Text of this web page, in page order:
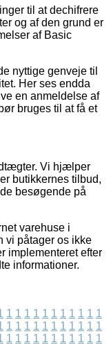
til at dechifrere
og af den grund er
af Basic
nyttige genveje til
Her ses endda
en anmeldelse af
bruges til at få et
Vi hjælper
butikkernes tilbud,
besøgende på
varehuse i
vi påtager os ikke
implementeret efter
informationer.
1 1 1 1 1 1 1 1 1 1 1
1 1 1 1 1 1 1 1 1 1 1
1 1 1 1 1 1 1 1 1 1 1